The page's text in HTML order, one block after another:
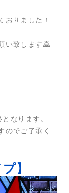
おりました！
い致します🙇
なります。
のでご了承く
】